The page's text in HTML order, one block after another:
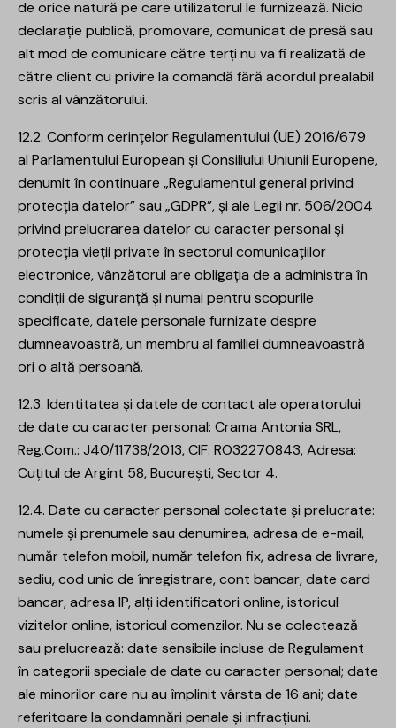
de orice natură pe care utilizatorul le furnizează. Nicio
declarație publică, promovare, comunicat de presă sau
alt mod de comunicare către terți nu va fi realizată de
către client cu privire la comandă fără acordul prealabil
scris al vânzătorului.
12.2. Conform cerințelor Regulamentului (UE) 2016/679
al Parlamentului European și Consiliului Uniunii Europene,
denumit în continuare „Regulamentul general privind
protecția datelor” sau „GDPR”, și ale Legii nr. 506/2004
privind prelucrarea datelor cu caracter personal și
protecția vieții private în sectorul comunicațiilor
electronice, vânzătorul are obligația de a administra în
condiții de siguranță și numai pentru scopurile
specificate, datele personale furnizate despre
dumneavoastră, un membru al familiei dumneavoastră
ori o altă persoană.
12.3. Identitatea și datele de contact ale operatorului
de date cu caracter personal: Crama Antonia SRL,
Reg.Com.: J40/11738/2013, CIF: RO32270843, Adresa:
Cuțitul de Argint 58, București, Sector 4.
12.4. Date cu caracter personal colectate și prelucrate:
numele și prenumele sau denumirea, adresa de e-mail,
număr telefon mobil, număr telefon fix, adresa de livrare,
sediu, cod unic de înregistrare, cont bancar, date card
bancar, adresa IP, alți identificatori online, istoricul
vizitelor online, istoricul comenzilor. Nu se colectează
sau prelucrează: date sensibile incluse de Regulament
în categorii speciale de date cu caracter personal; date
ale minorilor care nu au împlinit vârsta de 16 ani; date
referitoare la condamnări penale și infracțiuni.